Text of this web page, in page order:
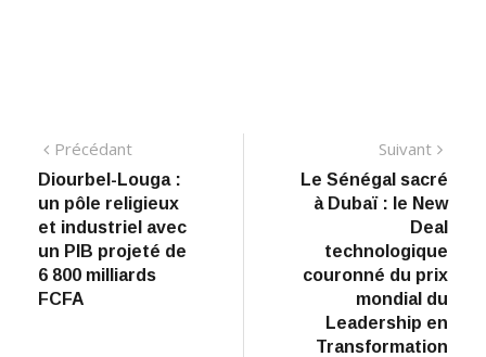
Navigation
de
l’article
PrécédantPrécédant:
Diourbel-Louga :
un pôle religieux
et industriel avec
un PIB projeté de
6 800 milliards
FCFA
Suivant
Le Sénégal sacré
à Dubaï : le New
Deal
technologique
couronné du prix
mondial du
Leadership en
Transformation